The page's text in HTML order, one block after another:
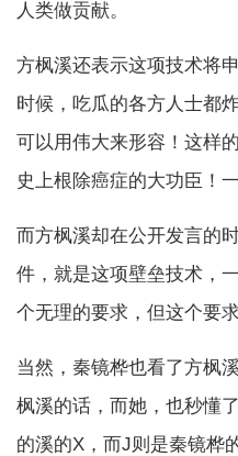
人类做贡献。
方枫溪还表示这项技术将
时候，吃瓜的各方人士都
可以用伟大来形容！这样
史上根除癌症的大功臣！
而方枫溪却在公开发言的
件，就是这项壁垒技术，
个无理的要求，但这个要
当然，秦镜桦也看了方枫
枫溪的话，而她，也秒懂
的溪的X，而J则是秦镜桦